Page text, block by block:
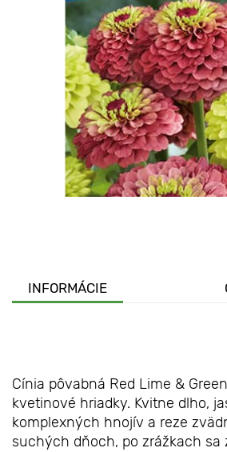
INFORMÁCIE
Cínia pôvabná Red Lime &
kvetinové hriadky. Kvitne dlho,
komplexných hnojív a reze
suchých dňoch, po zrážkach